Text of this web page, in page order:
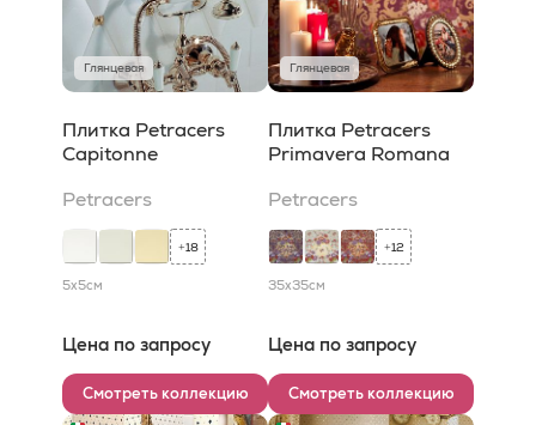
Глянцевая
Плитка Petracers
Capitonne
Petracers
+18
5x5см
Цена по запросу
Смотреть коллекцию
Глянцевая
Плитка Petracers
Primavera Romana
Petracers
+12
35x35см
Цена по запросу
Смотреть коллекцию